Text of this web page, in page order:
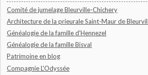
Comité de jumelage Bleurville-Chichery
Architecture de la prieurale Saint-Maur de
Généalogie de la famille d'Hennezel
Généalogie de la famille Bisval
Patrimoine en blog
Compagnie L'Odyssée